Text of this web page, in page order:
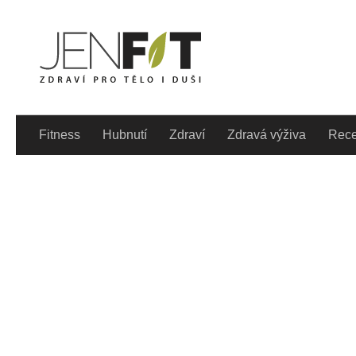
Fitness Hubnutí Zdraví Zdravá výživa